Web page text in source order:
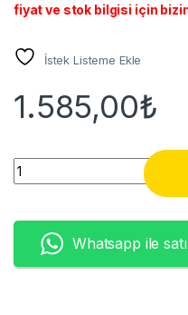
fiyat ve stok bilgisi için
İstek Listeme Ekle
1.585,00₺
CF332A (654A) YELLOW
Whatsapp ile